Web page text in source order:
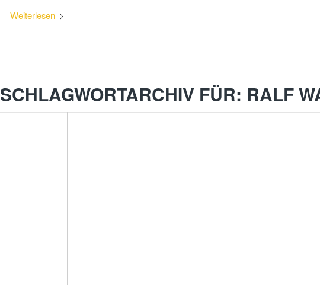
Weiterlesen
SCHLAGWORTARCHIV FÜR: RALF